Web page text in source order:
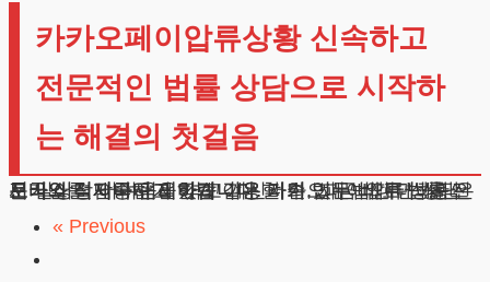
카카오페이압류상황 신속하고
전문적인 법률 상담으로 시작하
는 해결의 첫걸음
모바일 결제수단 제한과 같은 카카오페이압류 상황으로 일상적 어려움을 겪고 계신다면, 지금 바로 법률 전문가와 상담하시기 바랍니다. 저희 법무법인 테헤란은 전국 어디서나 편리하게 이용할 수 있는 비대면 상담 서비스를 제공하고 있습니다.
« Previous